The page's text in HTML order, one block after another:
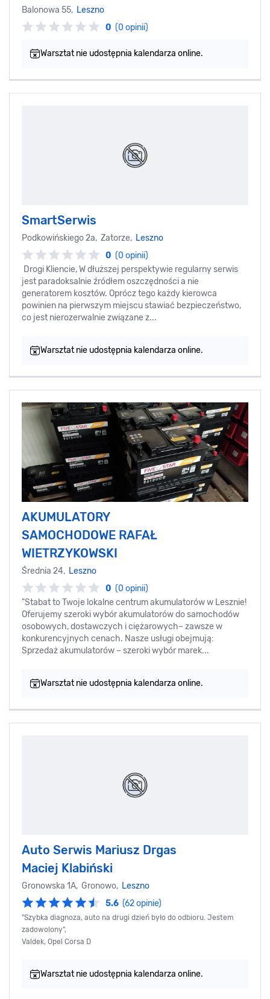
Balonowa 55, Leszno
0 (0 opinii)
Warsztat nie udostępnia kalendarza online.
SmartSerwis
Podkowińskiego 2a, Zatorze, Leszno
0 (0 opinii)
Drogi Kliencie, W dłuższej perspektywie regularny serwis
jest paradoksalnie źródłem oszczędności a nie
generatorem kosztów. Oprócz tego każdy kierowca
powinien na pierwszym miejscu stawiać bezpieczeństwo,
co jest nierozerwalnie związane z...
Warsztat nie udostępnia kalendarza online.
AKUMULATORY
SAMOCHODOWE RAFAŁ
WIETRZYKOWSKI
Średnia 24, Leszno
0 (0 opinii)
"Stabat to Twoje lokalne centrum akumulatorów w Lesznie!
Oferujemy szeroki wybór akumulatorów do samochodów
osobowych, dostawczych i ciężarowych– zawsze w
konkurencyjnych cenach. Nasze usługi obejmują:
Sprzedaż akumulatorów – szeroki wybór marek...
Warsztat nie udostępnia kalendarza online.
Auto Serwis Mariusz Drgas
Maciej Klabiński
Gronowska 1A, Gronowo, Leszno
5.6 (62 opinie)
"Szybka diagnoza, auto na drugi dzień było do odbioru. Jestem
zadowolony",
Valdek, Opel Corsa D
Warsztat nie udostępnia kalendarza online.